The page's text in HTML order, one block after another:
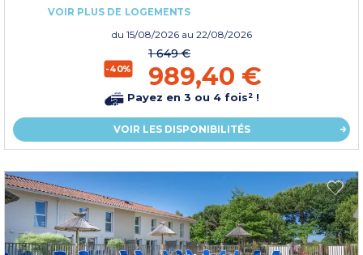
VOIR PLUS DE LOGEMENTS
du 15/08/2026 au 22/08/2026
-40%
1 649 €
989,40 €
Payez en 3 ou 4 fois² !
VOIR LES DISPONIBILITÉS